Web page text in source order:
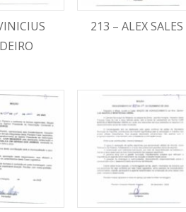
213 – ALEX SALES